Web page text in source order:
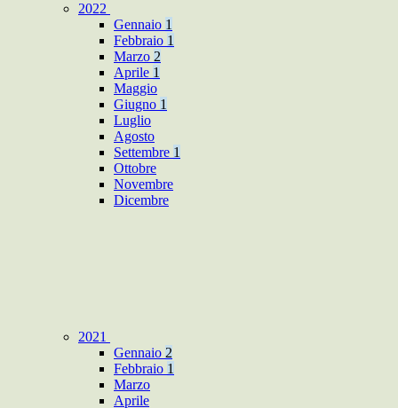
2022
Gennaio 1
Febbraio 1
Marzo 2
Aprile 1
Maggio
Giugno 1
Luglio
Agosto
Settembre 1
Ottobre
Novembre
Dicembre
2021
Gennaio 2
Febbraio 1
Marzo
Aprile